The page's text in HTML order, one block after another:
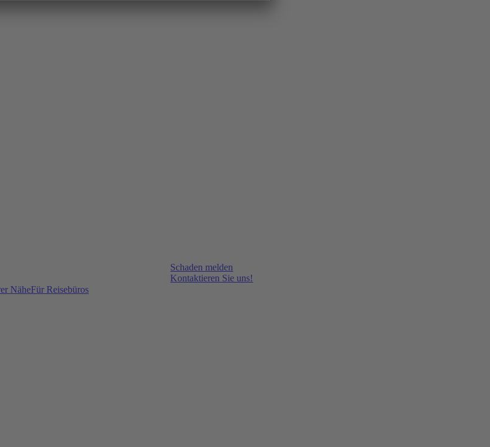
Schaden melden
Kontaktieren Sie uns!
NäheFür Reisebüros